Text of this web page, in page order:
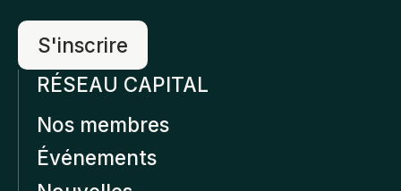
RÉSEAU CAPITAL
Nos membres
Événements